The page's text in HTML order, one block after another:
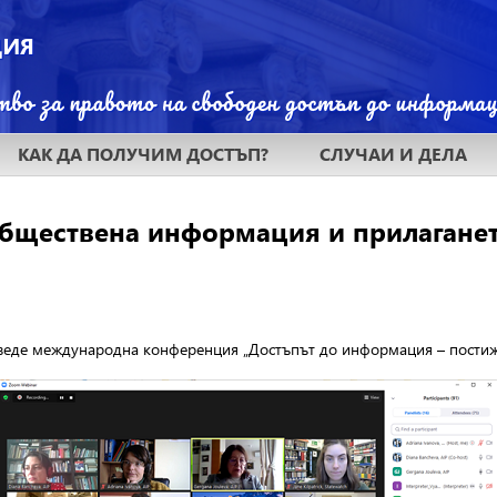
КАК ДА ПОЛУЧИМ ДОСТЪП? СЛУЧАИ И ДЕЛА
информация и
международна конференция „Достъпът до информация –